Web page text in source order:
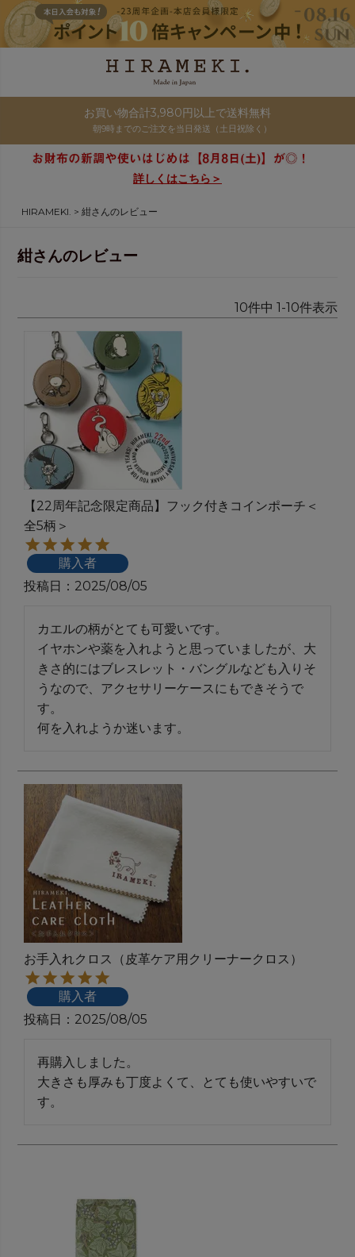
お買い物合計3,980円以上で送料無料
朝9時までのご注文を当日発送（土日祝除く）
詳しくはこちら＞
HIRAMEKI. 紺さんのレビュー
紺さんのレビュー
10件中 1 -10件表示
【22周年記念限定商品】フック付きコインポーチ＜
全5柄＞
購入者
投稿日
2025/08/05
カエルの柄がとても可愛いです。
イヤホンや薬を入れようと思っていましたが、大
きさ的にはブレスレット・バングルなども入りそ
うなので、アクセサリーケースにもできそうで
す。
何を入れようか迷います。
お手入れクロス（皮革ケア用クリーナークロス）
購入者
投稿日
2025/08/05
再購入しました。
大きさも厚みも丁度よくて、とても使いやすいで